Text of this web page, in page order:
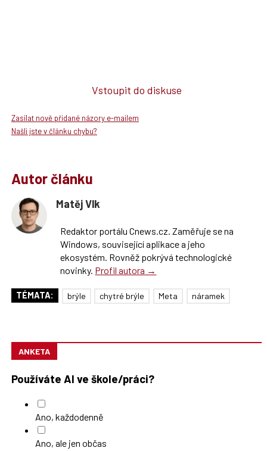
Vstoupit do diskuse
Zasílat nově přidané názory e-mailem
Našli jste v článku chybu?
Autor článku
Matěj Vlk
Redaktor portálu Cnews.cz. Zaměřuje se na
Windows, související aplikace a jeho
ekosystém. Rovněž pokrývá technologické
novinky. Profil autora →
TÉMATA: brýle chytré brýle Meta náramek
ANKETA
Používáte AI ve škole/práci?
Ano, každodenně
Ano, ale jen občas